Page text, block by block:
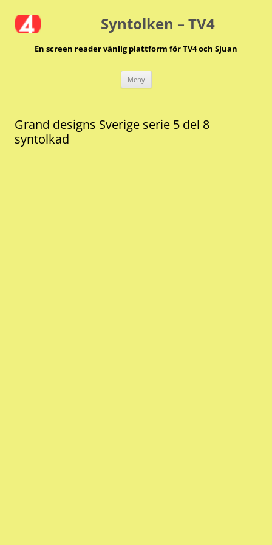
till
innehåll Syntolken – TV4
En screen reader vänlig plattform för TV4 och Sjuan
Meny
Grand designs Sverige serie 5 del 8
syntolkad